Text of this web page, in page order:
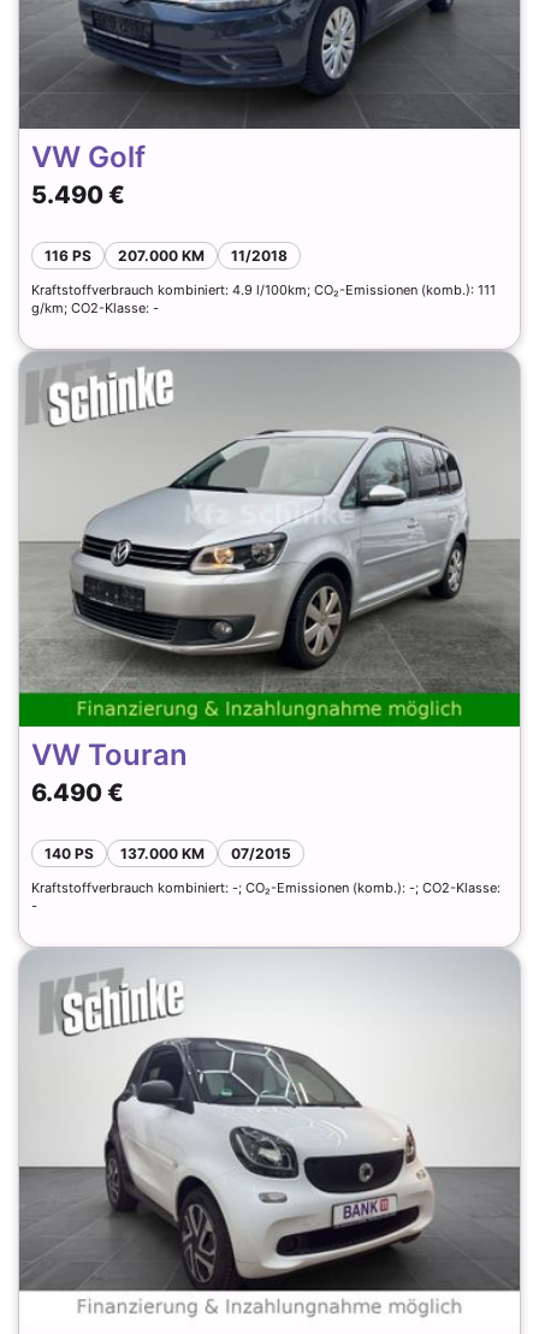
VW Golf
5.490 €
116 PS 207.000 KM 11/2018
Kraftstoffverbrauch kombiniert: 4.9 l/100km; CO₂-Emissionen (komb.): 111
g/km; CO2-Klasse: -
VW Touran
6.490 €
140 PS 137.000 KM 07/2015
Kraftstoffverbrauch kombiniert: -; CO₂-Emissionen (komb.): -; CO2-Klasse:
-